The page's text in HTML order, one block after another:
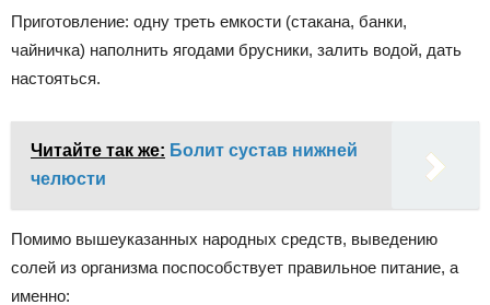
Приготовление: одну треть емкости (стакана, банки,
чайничка) наполнить ягодами брусники, залить водой, дать
настояться.
Читайте так же: Болит сустав нижней
челюсти
Помимо вышеуказанных народных средств, выведению
солей из организма поспособствует правильное питание, а
именно: